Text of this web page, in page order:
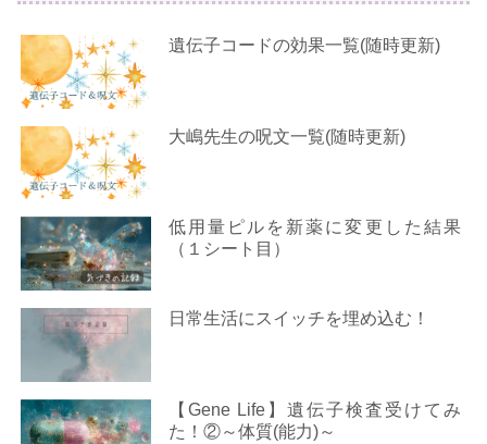
遺伝子コードの効果一覧(随時更新)
大嶋先生の呪文一覧(随時更新)
低用量ピルを新薬に変更した結果
（１シート目）
日常生活にスイッチを埋め込む！
【Gene Life】遺伝子検査受けてみ
た！②～体質(能力)～